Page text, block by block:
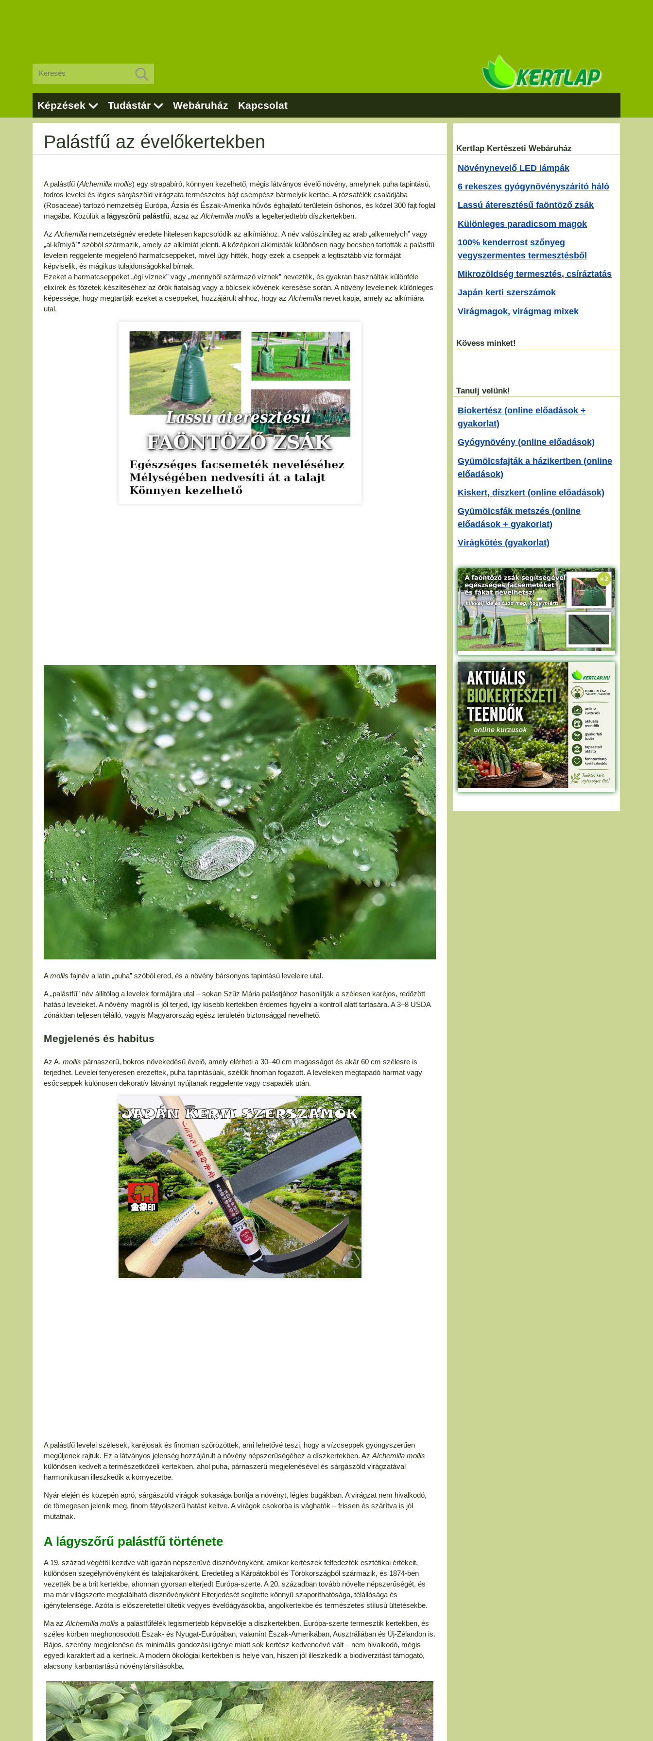
Képzések Tudástár Webáruház Kapcsolat
Palástfű az évelőkertekben
A palástfű (Alchemilla mollis) egy strapabíró, könnyen kezelhető, mégis látványos évelő növény, amelynek puha tapintású,
fodros levelei és légies sárgászöld virágzata természetes bájt csempész bármelyik kertbe. A rózsafélék családjába
(Rosaceae) tartozó nemzetség Európa, Ázsia és Észak-Amerika hűvös éghajlatú területein őshonos, és közel 300 fajt foglal
magába. Közülük a lágyszőrű palástfű, azaz az Alchemilla mollis a legelterjedtebb díszkertekben.
Az Alchemillanemzetségnév eredete hitelesen kapcsolódik az alkímiához. A név valószínűleg az arab „alkemelych” vagy
„al-kīmiyāʾ” szóból származik, amely az alkímiát jelenti. A középkori alkimisták különösen nagy becsben tartották a palástfű
levelein reggelente megjelenő harmatcseppeket, mivel úgy hitték, hogy ezek a cseppek a legtisztább víz formáját
képviselik, és mágikus tulajdonságokkal bírnak.
Ezeket a harmatcseppeket „égi víznek” vagy „mennyből származó víznek” nevezték, és gyakran használták különféle
elixírek és főzetek készítéséhez az örök fiatalság vagy a bölcsek kövének keresése során. A növény leveleinek különleges
képessége, hogy megtartják ezeket a cseppeket, hozzájárult ahhoz, hogy az Alchemillanevet kapja, amely az alkímiára
utal.
Amollis fajnév a latin „puha” szóból ered, és a növény bársonyos tapintású leveleire utal.
A „palástfű” név állítólag a levelek formájára utal – sokan Szűz Mária palástjához hasonlítják a szélesen karéjos, redőzött
hatású leveleket. A növény magról is jól terjed, így kisebb kertekben érdemes figyelni a kontroll alatt tartására. A 3–8 USDA
zónákban teljesen télálló, vagyis Magyarország egész területén biztonsággal nevelhető.
Megjelenés és habitus
Az A. mollis párnaszerű, bokros növekedésű évelő, amely elérheti a 30–40 cm magasságot és akár 60 cm szélesre is
terjedhet. Levelei tenyeresen erezettek, puha tapintásúak, szélük finoman fogazott. A leveleken megtapadó harmat vagy
esőcseppek különösen dekoratív látványt nyújtanak reggelente vagy csapadék után.
A palástfű levelei szélesek, karéjosak és finoman szőrözöttek, ami lehetővé teszi, hogy a vízcseppek gyöngyszerűen
megüljenek rajtuk. Ez a látványos jelenség hozzájárult a növény népszerűségéhez a díszkertekben. Az Alchemilla mollis
különösen kedvelt a természetközeli kertekben, ahol puha, párnaszerű megjelenésével és sárgászöld virágzatával
harmonikusan illeszkedik a környezetbe.
Nyár elején és közepén apró, sárgászöld virágok sokasága borítja a növényt, légies bugákban. A virágzat nem hivalkodó,
de tömegesen jelenik meg, finom fátyolszerű hatást keltve. A virágok csokorba is vághatók – frissen és szárítva is jól
mutatnak.
A lágyszőrű palástfű története
A 19. század végétől kezdve vált igazán népszerűvé dísznövényként, amikor kertészek felfedezték esztétikai értékeit,
különösen szegélynövényként és talajtakaróként. Eredetileg a Kárpátokból és Törökországból származik, és 1874-ben
vezették be a brit kertekbe, ahonnan gyorsan elterjedt Európa-szerte. A 20. században tovább növelte népszerűségét, és
ma már világszerte megtalálható dísznövényként Elterjedését segítette könnyű szaporíthatósága, télállósága és
igénytelensége. Azóta is előszeretettel ültetik vegyes évelőágyásokba, angolkertekbe és természetes stílusú ültetésekbe.
Ma az Alchemilla mollis a palástfűfélék legismertebb képviselője a díszkertekben. Európa-szerte termesztik kertekben, és
széles körben meghonosodott Észak- és Nyugat-Európában, valamint Észak-Amerikában, Ausztráliában és Új-Zélandon is.
Bájos, szerény megjelenése és minimális gondozási igénye miatt sok kertész kedvencévé vált – nem hivalkodó, mégis
egyedi karaktert ad a kertnek. A modern ökológiai kertekben is helye van, hiszen jól illeszkedik a biodiverzitást támogató,
alacsony karbantartású növénytársításokba.
Kertlap Kertészeti Webáruház
Növénynevelő LED lámpák
6 rekeszes gyógynövényszárító háló
Lassú áteresztésű faöntöző zsák
Különleges paradicsom magok
100% kenderrost szőnyeg
vegyszermentes termesztésből
Mikrozöldség termesztés, csíráztatás
Japán kerti szerszámok
Virágmagok, virágmag mixek
Kövess minket!
Tanulj velünk!
Biokertész (online előadások +
gyakorlat)
Gyógynövény (online előadások)
Gyümölcsfajták a házikertben (online
előadások)
Kiskert, díszkert (online előadások)
Gyümölcsfák metszés (online
előadások + gyakorlat)
Virágkötés (gyakorlat)